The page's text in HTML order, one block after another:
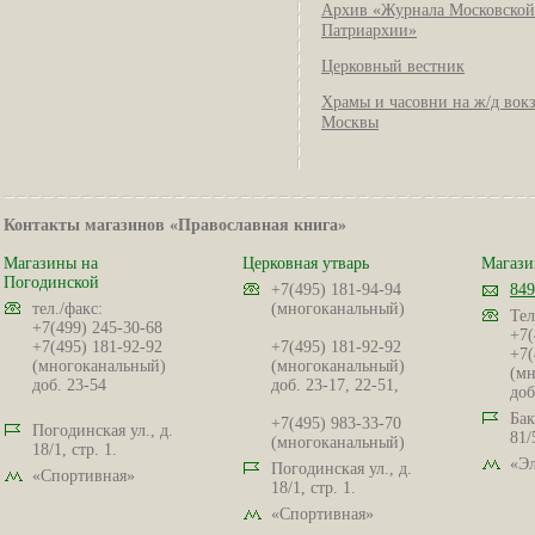
Архив «Журнала Московской
Патриархии»
Церковный вестник
Храмы и часовни на ж/д
Москвы
Контакты магазинов «Православная книга»
Магазины на
Погодинской
тел./факс:
+7(499) 245-30-68
+7(495) 181-92-92
(многоканальный)
доб. 23-54
Погодинская ул., д.
18/1, стр. 1.
«Спортивная»
Церковная утварь
+7(495) 181-94-94
(многоканальный)
+7(495) 181-92-92
(многоканальный)
доб. 23-17, 22-51,
+7(495) 983-33-70
(многоканальный)
Погодинская ул., д.
18/1, стр. 1.
«Спортивная»
81/